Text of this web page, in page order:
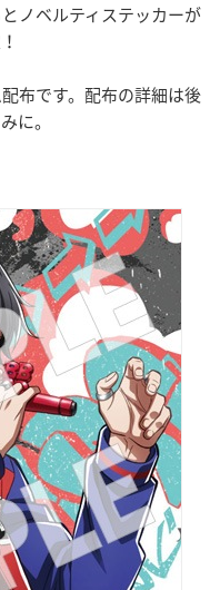
ノベルティステッカーが
布です。配布の詳細は後
に。